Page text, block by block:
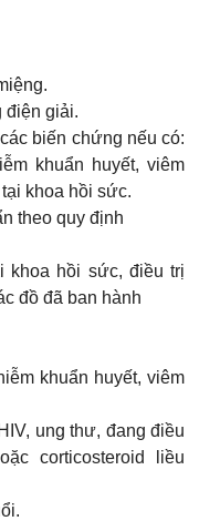
điện giải.
biến chứng nếu có:
khuẩn huyết, viêm
khoa hồi sức.
theo quy định
khoa hồi sức, điều trị
đồ đã ban hành
khuẩn huyết, viêm
ung thư, đang điều
corticosteroid liều